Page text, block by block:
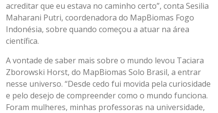
acreditar que eu estava no caminho certo”, conta Sesilia
Maharani Putri, coordenadora do MapBiomas Fogo
Indonésia, sobre quando começou a atuar na área
científica.
A vontade de saber mais sobre o mundo levou Taciara
Zborowski Horst, do MapBiomas Solo Brasil, a entrar
nesse universo. “Desde cedo fui movida pela curiosidade
e pelo desejo de compreender como o mundo funciona.
Foram mulheres, minhas professoras na universidade,